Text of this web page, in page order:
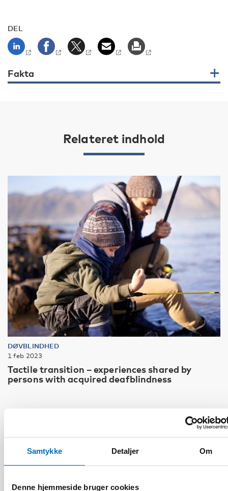
Samtykke Detaljer Om
Denne hjemmeside bruger cookies
DEL
Fakta
Relateret indhold
DØVBLINDHED
1 feb 2023
Tactile transition – experiences shared by
persons with acquired deafblindness